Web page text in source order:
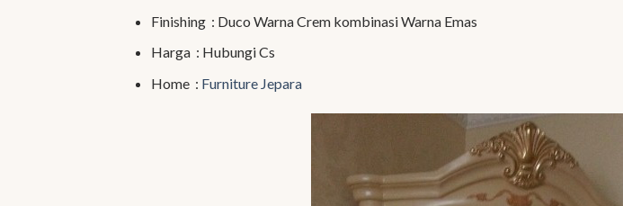
Finishing : Duco Warna Crem kombinasi Warna Emas
Harga : Hubungi Cs
Home : Furniture Jepara